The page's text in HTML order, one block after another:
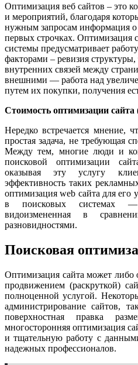
Оптимизация веб сайтов – это
и мероприятий, благодаря
нужным запросам информация о
первых строчках. Оптимизация
системы предусматривает
факторами – ревизия
внутренних связей между
внешними — работа над
путем их покупки, получения
Стоимость оптимизации
Нередко встречается мнение,
простая задача, не требующая
Между тем, многие люди и
поисковой оптимизации
оказывая эту услугу
эффективность таких
оптимизация web сайта для
в поисковых системах
видоизмененная в
разновидностями.
Поисковая
Оптимизация сайта может либо
продвижением (раскруткой)
полноценной услугой.
администрирование сайтов,
поверхностная правка
многосторонняя оптимизация
и тщательную работу с
надежных профессионалов.